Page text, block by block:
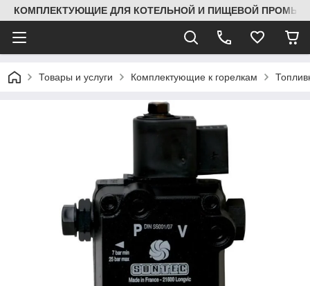
КОМПЛЕКТУЮЩИЕ ДЛЯ КОТЕЛЬНОЙ И ПИЩЕВОЙ
Товары и услуги Комплектующие к горелкам